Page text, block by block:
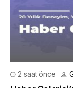
2 saat önce